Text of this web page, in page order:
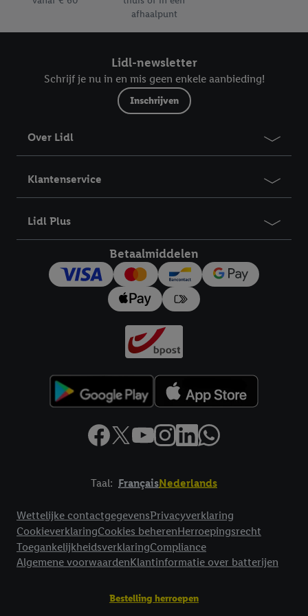
afhaalpunt
Lidl-newsletter
Schrijf je nu in en mis geen enkele aanbieding!
Inschrijven
Over Lidl
Klantenservice
Lidl Plus
Betaalmiddelen
Taal: FrançaisNederlands
Wettelijke contactgegevensPrivacyverklaring
CookieverklaringCookies beherenHerroepingsrecht
ToegankelijkheidsverklaringCompliance
Algemene voorwaardenKlantinformatie over batterijen
Bestelling herroepen